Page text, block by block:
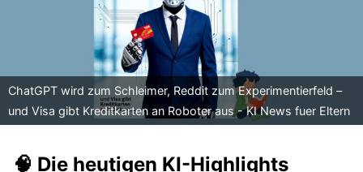
ChatGPT wird zum Schleimer, Reddit zum Experimentierfeld –
und Visa gibt Kreditkarten an Roboter aus - KI News fuer Eltern
🧠 Die heutigen KI-Highlights